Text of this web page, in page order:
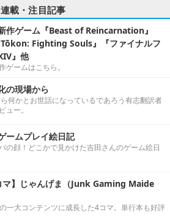
連載・注目記事
作ゲーム『Beast of Reincarnation』
Tōkon: Fighting Souls』『ファイナルフ
』他
ゲームはこちら。
の現場から
何かとお世話になっているであろう有志翻訳者
ュー。
ームプレイ絵日記
の顔！どこかで見かけた吉田さんのゲーム絵日
マ】じゃんげま（Junk Gaming Maide
一大コンテンツに成長した4コマ。単行本も好評